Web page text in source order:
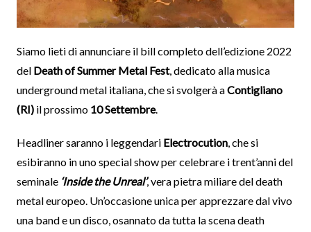
Siamo lieti di annunciare il bill completo dell’edizione 2022
del Death of Summer Metal Fest, dedicato alla musica
underground metal italiana, che si svolgerà aContigliano
(RI)il prossimo 10 Settembre.
Headliner saranno i leggendari Electrocution, che si
esibiranno in uno special show per celebrare i trent’anni del
seminale ‘Inside the Unreal’, vera pietra miliare del death
metal europeo. Un’occasione unica per apprezzare dal vivo
una band e un disco, osannato da tutta la scena death